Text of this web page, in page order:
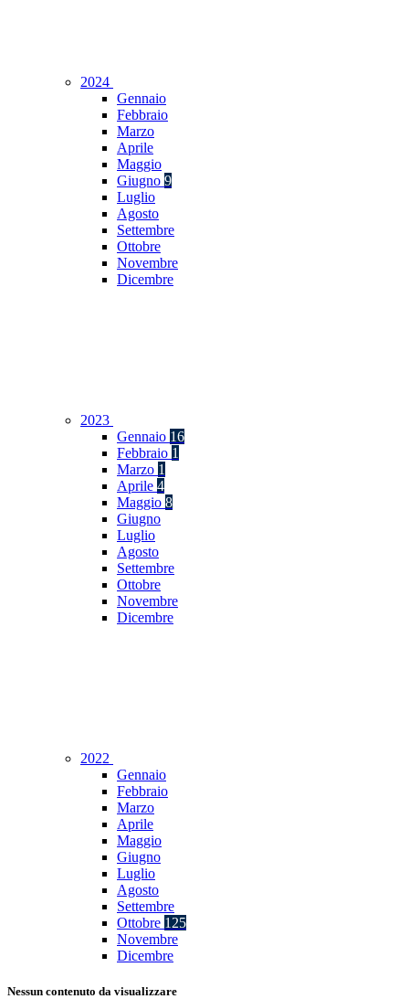
2024
Gennaio
Febbraio
Marzo
Aprile
Maggio
Giugno 9
Luglio
Agosto
Settembre
Ottobre
Novembre
Dicembre
2023
Gennaio 16
Febbraio 1
Marzo 1
Aprile 4
Maggio 8
Giugno
Luglio
Agosto
Settembre
Ottobre
Novembre
Dicembre
2022
Gennaio
Febbraio
Marzo
Aprile
Maggio
Giugno
Luglio
Agosto
Settembre
Ottobre 125
Novembre
Dicembre
Nessun contenuto da visualizzare